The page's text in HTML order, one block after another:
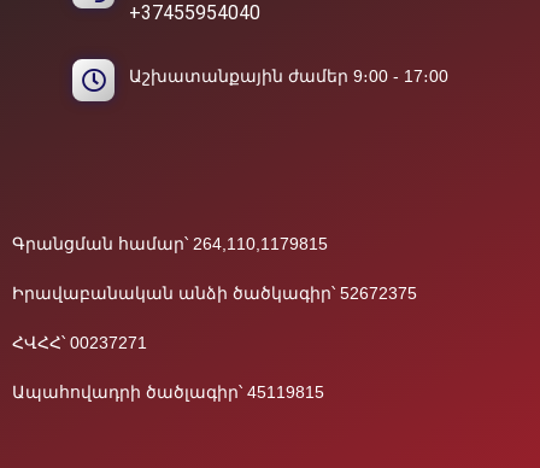
+37455954040
Աշխատանքային ժամեր 9։00 - 17։00
Գրանցման համար՝ 264,110,1179815
Իրավաբանական անձի ծածկագիր՝ 52672375
ՀՎՀՀ՝ 00237271
Ապահովադրի ծածլագիր՝ 45119815